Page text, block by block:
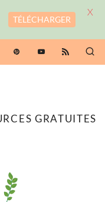
GRATUITES
TÉLÉCHARGER
X